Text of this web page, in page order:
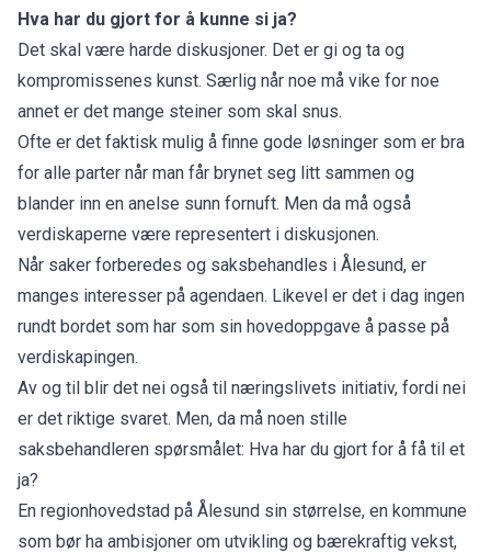
Hva har du gjort for å kunne si ja?
Det skal være harde diskusjoner. Det er gi og ta og
kompromissenes kunst. Særlig når noe må vike for noe
annet er det mange steiner som skal snus.
Ofte er det faktisk mulig å finne gode løsninger som er bra
for alle parter når man får brynet seg litt sammen og
blander inn en anelse sunn fornuft. Men da må også
verdiskaperne være representert i diskusjonen.
Når saker forberedes og saksbehandles i Ålesund, er
manges interesser på agendaen. Likevel er det i dag ingen
rundt bordet som har som sin hovedoppgave å passe på
verdiskapingen.
Av og til blir det nei også til næringslivets initiativ, fordi nei
er det riktige svaret. Men, da må noen stille
saksbehandleren spørsmålet: Hva har du gjort for å få til et
ja?
En regionhovedstad på Ålesund sin størrelse, en kommune
som bør ha ambisjoner om utvikling og bærekraftig vekst,